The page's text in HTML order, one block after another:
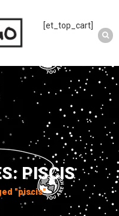
[et_top_cart]
PISCIS
"piscis"